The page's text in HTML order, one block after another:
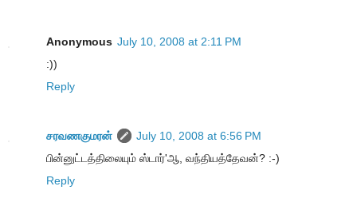
Anonymous July 10, 2008 at 2:11 PM
:))
Reply
சரவணகுமரன்
July 10, 2008 at 6:56 PM
பின்னுட்டத்திலையும் ஸ்டார்'ஆ, வந்தியத்தேவன்? :-)
Reply